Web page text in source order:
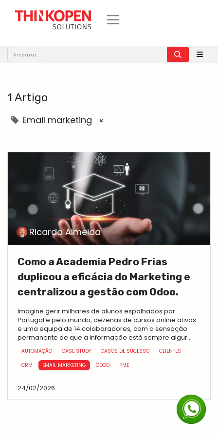
1 Artigo
Email marketing ×
Ricardo Almeida
Como a Academia Pedro Frias
duplicou a eficácia do Marketing e
centralizou a gestão com Odoo.
Imagine gerir milhares de alunos espalhados por
Portugal e pelo mundo, dezenas de cursos online ativos
e uma equipa de 14 colaboradores, com a sensação
permanente de que a informação está sempre algur...
AUTOMAÇÃO CASE STUDY CASOS DE SUCESSO
CLIENTES
CRM
EMAIL MARKETING ODOO PME
24/02/2026